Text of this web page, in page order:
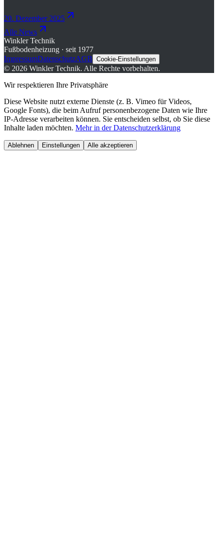
20. Dezember 2025
Alle News
Winkler Technik
Fußbodenheizung · seit 1977
ImpressumDatenschutzAGB Cookie-Einstellungen
© 2026 Winkler Technik. Alle Rechte vorbehalten.
Wir respektieren Ihre Privatsphäre
Diese Website nutzt externe Dienste (z. B. Vimeo für Videos,
Google Fonts), die beim Aufruf personenbezogene Daten wie Ihre
IP-Adresse verarbeiten können. Sie entscheiden selbst, ob Sie diese
Inhalte laden möchten. Mehr in der Datenschutzerklärung
Ablehnen Einstellungen Alle akzeptieren